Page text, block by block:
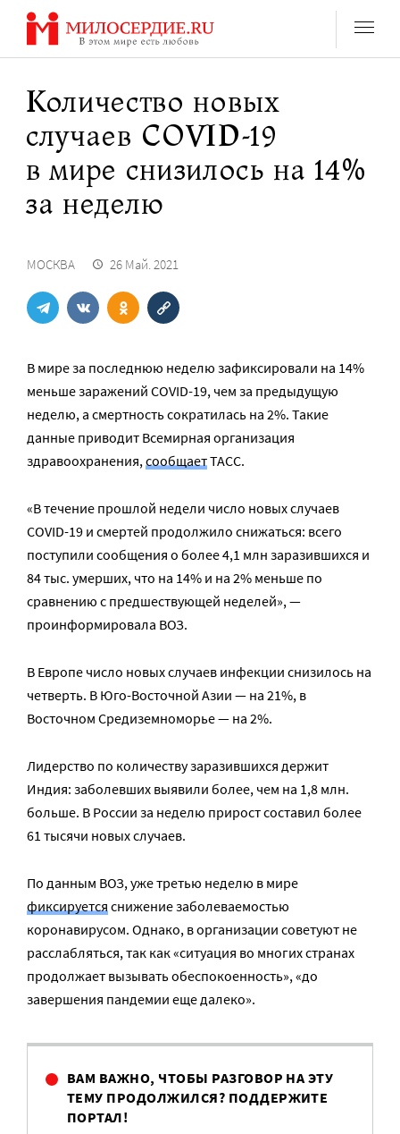
Перейти
содержанию
Количество новых
случаев COVID-19
в мире снизилось на 14%
за неделю
МОСКВА 26 Май. 2021
В мире за последнюю неделю зафиксировали на 14%
меньше заражений COVID-19, чем за предыдущую
неделю, а смертность сократилась на 2%. Такие
данные приводит Всемирная организация
здравоохранения,сообщаетТАСС.
«В течение прошлой недели число новых случаев
COVID-19 и смертей продолжило снижаться: всего
поступили сообщения о более 4,1 млн заразившихся и
84 тыс. умерших, что на 14% и на 2% меньше по
сравнению с предшествующей неделей», —
проинформировала ВОЗ.
В Европе число новых случаев инфекции снизилось на
четверть. В Юго-Восточной Азии — на 21%, в
Восточном Средиземноморье — на 2%.
Лидерство по количеству заразившихся держит
Индия: заболевших выявили более, чем на 1,8 млн.
больше. В России за неделю прирост составил более
61 тысячи новых случаев.
По данным ВОЗ, уже третью неделю в мире
фиксируетсяснижение заболеваемостью
коронавирусом. Однако, в организации советуют не
расслабляться, так как «ситуация во многих странах
продолжает вызывать обеспокоенность», «до
завершения пандемии еще далеко».
ВАМ ВАЖНО, ЧТОБЫ РАЗГОВОР НА ЭТУ
ТЕМУ ПРОДОЛЖИЛСЯ? ПОДДЕРЖИТЕ
ПОРТАЛ!